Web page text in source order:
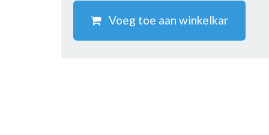
Voeg toe aan winkelkar